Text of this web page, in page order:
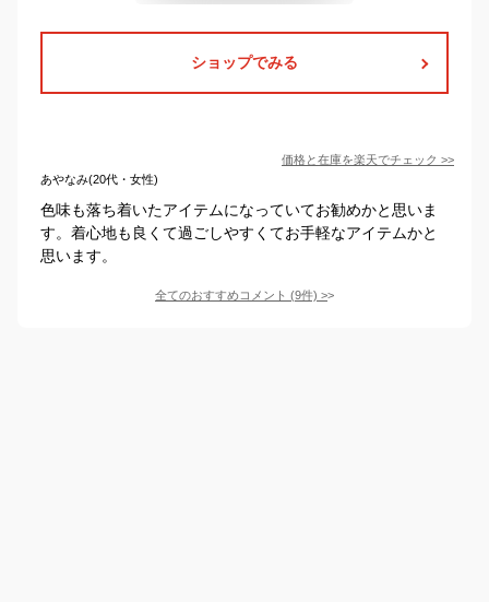
ショップでみる
価格と在庫を楽天でチェック >>
あやなみ(20代・女性)
色味も落ち着いたアイテムになっていてお勧めかと思いま
す。着心地も良くて過ごしやすくてお手軽なアイテムかと
思います。
全てのおすすめコメント (9件) >